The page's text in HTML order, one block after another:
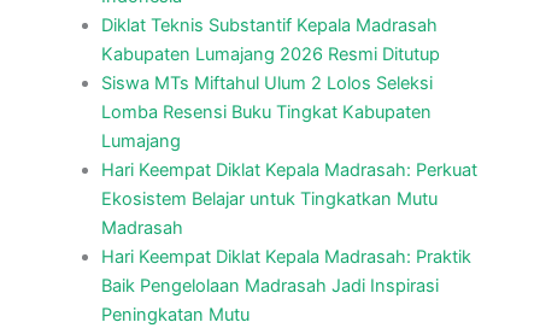
Diklat Teknis Substantif Kepala Madrasah
Kabupaten Lumajang 2026 Resmi Ditutup
Siswa MTs Miftahul Ulum 2 Lolos Seleksi
Lomba Resensi Buku Tingkat Kabupaten
Lumajang
Hari Keempat Diklat Kepala Madrasah: Perkuat
Ekosistem Belajar untuk Tingkatkan Mutu
Madrasah
Hari Keempat Diklat Kepala Madrasah: Praktik
Baik Pengelolaan Madrasah Jadi Inspirasi
Peningkatan Mutu